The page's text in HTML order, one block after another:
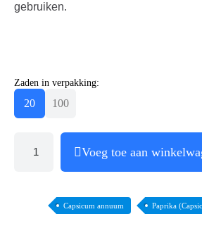
gebruiken.
Zaden in verpakking:
20 100
Voeg toe aan
Capsicum annuum Paprika